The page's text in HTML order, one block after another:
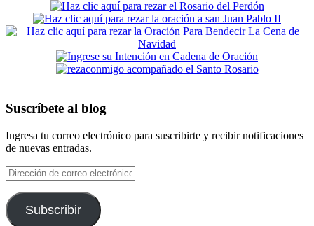
Suscríbete al blog
Ingresa tu correo electrónico para suscribirte y recibir notificaciones
de nuevas entradas.
Dirección
de
correo
electrónico
Subscribir